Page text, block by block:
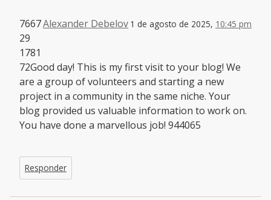
Alexander Debelov 1 de agosto de 2025, 10:45 pm
7667
29
1781
72Good day! This is my first visit to your blog! We
are a group of volunteers and starting a new
project in a community in the same niche. Your
blog provided us valuable information to work on.
You have done a marvellous job! 944065
Responder